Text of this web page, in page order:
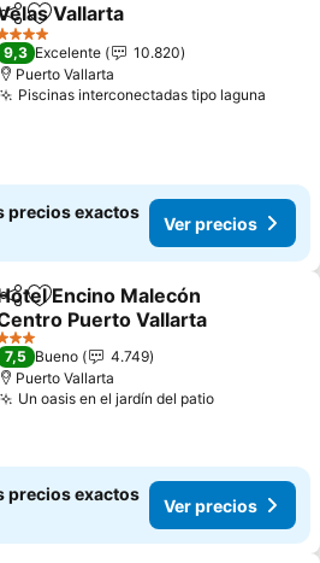
CompartirAgregar a favoritos
Vallarta
Estrellas
9,3 Excelente
10.820
Puerto Vallarta
Piscinas interconectadas tipo laguna
precios exactos
Ver precios
Agregar a favoritos
Encino Malecón
Puerto Vallarta
precios
Estrellas
7,5 Bueno
4.749
Puerto Vallarta
Un oasis en el jardín del patioVer precios
precios exactos
Ver precios